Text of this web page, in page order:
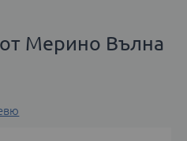
Мерино Вълна